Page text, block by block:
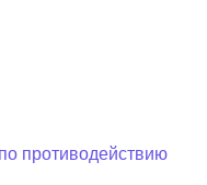
противодействию